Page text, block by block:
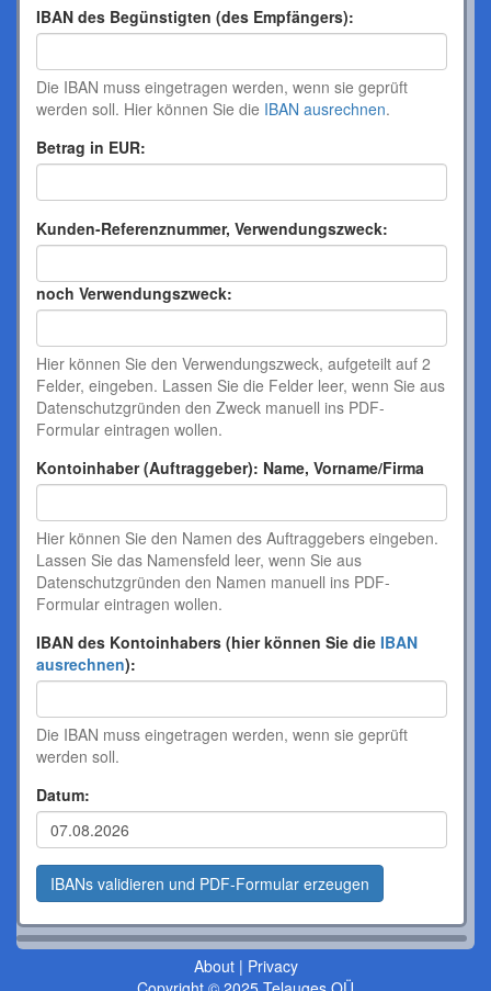
IBAN des Begünstigten (des Empfängers):
Die IBAN muss eingetragen werden, wenn sie geprüft
werden soll. Hier können Sie die IBAN ausrechnen.
Betrag in EUR:
Kunden-Referenznummer, Verwendungszweck:
noch Verwendungszweck:
Hier können Sie den Verwendungszweck, aufgeteilt auf 2
Felder, eingeben. Lassen Sie die Felder leer, wenn Sie aus
Datenschutzgründen den Zweck manuell ins PDF-
Formular eintragen wollen.
Kontoinhaber (Auftraggeber): Name, Vorname/Firma
Hier können Sie den Namen des Auftraggebers eingeben.
Lassen Sie das Namensfeld leer, wenn Sie aus
Datenschutzgründen den Namen manuell ins PDF-
Formular eintragen wollen.
IBAN des Kontoinhabers (hier können Sie die IBAN
ausrechnen):
Die IBAN muss eingetragen werden, wenn sie geprüft
werden soll.
Datum:
About| Privacy